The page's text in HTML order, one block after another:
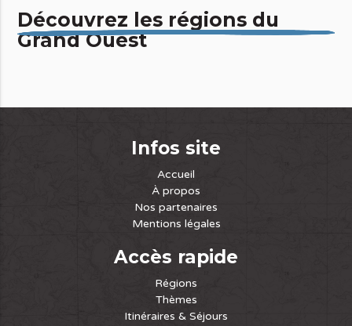
Découvrez les régions du
Grand Ouest
Infos site
Accueil
À propos
Nos partenaires
Mentions légales
Accès rapide
Régions
Thèmes
Itinéraires & Séjours